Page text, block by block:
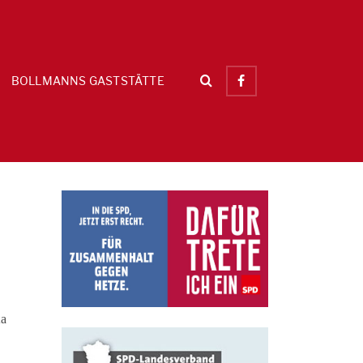
BOLLMANNS GASTSTÄTTE